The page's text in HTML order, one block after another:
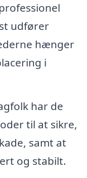
udfører
hænger
i
har de
til at sikre,
samt at
og stabilt.